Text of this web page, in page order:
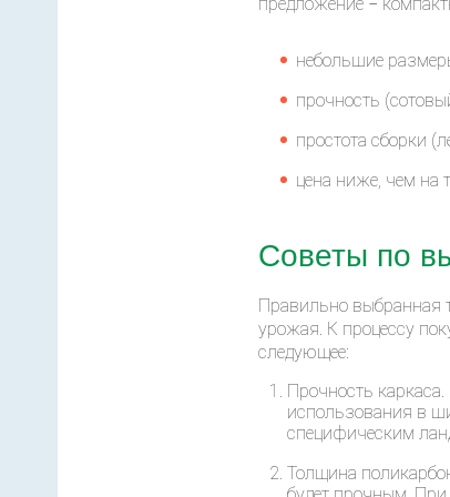
небольшие
прочность
простота сборки
цена ниже, чем на
Советы по
Правильно выбранная
урожая. К процессу
следующее:
Прочность
использования в
специфическим
Толщина